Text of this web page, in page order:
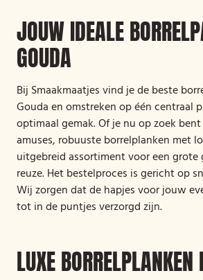
JOUW IDEALE
GOUDA
Bij Smaakmaatjes vind je de beste
Gouda en omstreken op één centraal
optimaal gemak. Of je nu op zoek
amuses, robuuste borrelplanken met
uitgebreid assortiment voor een grote
reuze. Het bestelproces is gericht op
Wij zorgen dat de hapjes voor jouw
tot in de puntjes verzorgd zijn.
LUXE